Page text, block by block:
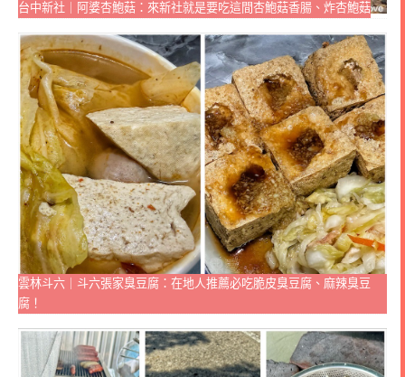
台中新社｜阿婆杏鮑菇：來新社就是要吃這間杏鮑菇香腸、炸杏鮑菇
雲林斗六｜斗六張家臭豆腐：在地人推薦必吃脆皮臭豆腐、麻辣臭豆
腐！